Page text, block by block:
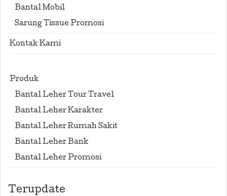
Bantal Mobil
Sarung Tissue Promosi
Kontak Kami
Produk
Bantal Leher Tour Travel
Bantal Leher Karakter
Bantal Leher Rumah Sakit
Bantal Leher Bank
Bantal Leher Promosi
Terupdate